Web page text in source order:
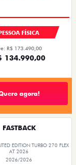
FÍSICA
R$ 173.490,00
134.990,00
agora!
FASTBACK
EDITION TURBO 270 FLEX
AT 2026
2026/2026